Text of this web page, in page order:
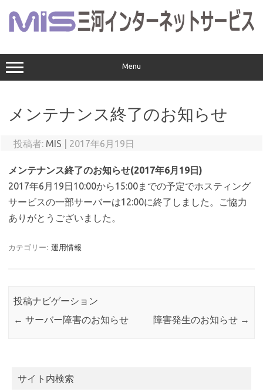
ス
キ
ッ
Menu
メンテナンス終了のお知らせ
投稿者: MIS 2017年6月19日
メンテナンス終了のお知らせ(2017年6月19日)
2017年6月19日10:00から15:00までの予定でホスティング
サービスの一部サーバーは12:00に終了しました。ご協力
ありがとうございました。
カテゴリー: 運用情報
投稿ナビゲーション
← サーバー障害のお知らせ 障害発生のお知らせ →
サイト内検索